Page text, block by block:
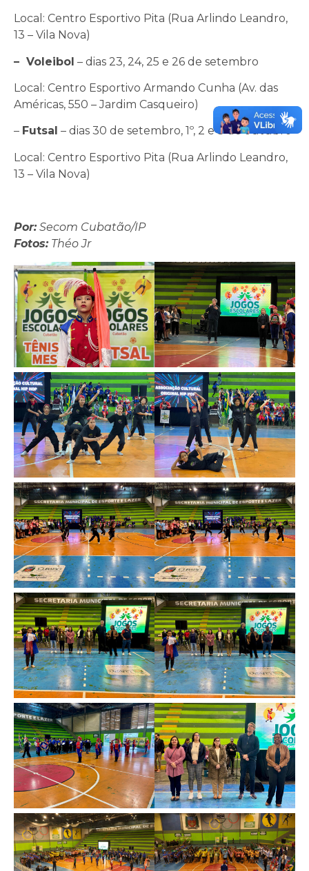
Local: Centro Esportivo Pita (Rua Arlindo Leandro,
13 – Vila Nova)
– Voleibol – dias 23, 24, 25 e 26 de setembro
Local: Centro Esportivo Armando Cunha (Av. das
Américas, 550 – Jardim Casqueiro)
– Futsal – dias 30 de setembro, 1º, 2 e 3 de outubro
Local: Centro Esportivo Pita (Rua Arlindo Leandro,
13 – Vila Nova)
Por:Secom Cubatão/IP
Fotos:Théo Jr